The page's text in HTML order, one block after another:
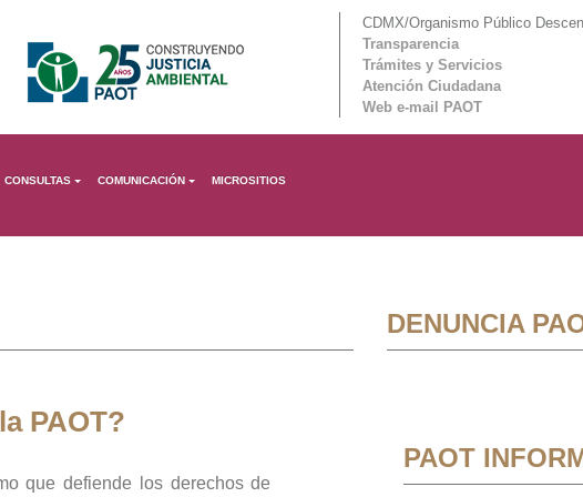
CDMX/Organismo Público
Transparencia
Trámites y Servicios
Atención Ciudadana
Web e-mail PAOT
CONSULTAS COMUNICACIÓN MICROSITIOS
PAOT?
que defiende los derechos de
DENUNCIA
PAOT